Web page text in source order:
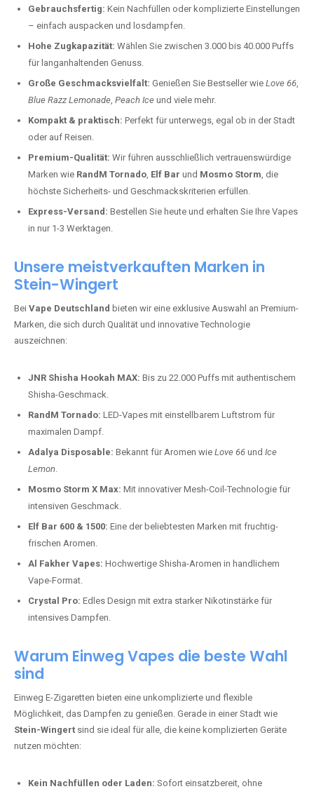
Gebrauchsfertig: Kein Nachfüllen oder komplizierte Einstellungen
– einfach auspacken und losdampfen.
Hohe Zugkapazität: Wählen Sie zwischen 3.000 bis 40.000 Puffs
für langanhaltenden Genuss.
Große Geschmacksvielfalt: Genießen Sie Bestseller wie Love 66,
Blue Razz Lemonade, Peach Ice und viele mehr.
Kompakt & praktisch: Perfekt für unterwegs, egal ob in der Stadt
oder auf Reisen.
Premium-Qualität: Wir führen ausschließlich vertrauenswürdige
Marken wie RandM Tornado, Elf Bar und Mosmo Storm, die
höchste Sicherheits- und Geschmackskriterien erfüllen.
Express-Versand: Bestellen Sie heute und erhalten Sie Ihre Vapes
in nur 1-3 Werktagen.
Unsere meistverkauften Marken in
Stein-Wingert
Bei Vape Deutschland bieten wir eine exklusive Auswahl an Premium-
Marken, die sich durch Qualität und innovative Technologie
auszeichnen:
JNR Shisha Hookah MAX: Bis zu 22.000 Puffs mit authentischem
Shisha-Geschmack.
RandM Tornado: LED-Vapes mit einstellbarem Luftstrom für
maximalen Dampf.
Adalya Disposable: Bekannt für Aromen wie Love 66 und Ice
Lemon.
Mosmo Storm X Max: Mit innovativer Mesh-Coil-Technologie für
intensiven Geschmack.
Elf Bar 600 & 1500: Eine der beliebtesten Marken mit fruchtig-
frischen Aromen.
Al Fakher Vapes: Hochwertige Shisha-Aromen in handlichem
Vape-Format.
Crystal Pro: Edles Design mit extra starker Nikotinstärke für
intensives Dampfen.
Warum Einweg Vapes die beste Wahl
sind
Einweg E-Zigaretten bieten eine unkomplizierte und flexible
Möglichkeit, das Dampfen zu genießen. Gerade in einer Stadt wie
Stein-Wingert sind sie ideal für alle, die keine komplizierten Geräte
nutzen möchten:
Kein Nachfüllen oder Laden: Sofort einsatzbereit, ohne